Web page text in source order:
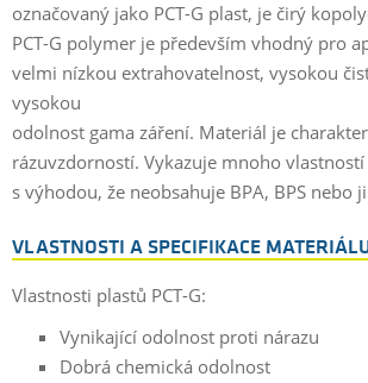
označovaný jako PCT-G plast, je čirý
PCT-G polymer je především vhodný pro
velmi nízkou extrahovatelnost, vysokou
vysokou
odolnost gama záření. Materiál je
rázuvzdorností. Vykazuje mnoho
s výhodou, že neobsahuje BPA, BPS nebo
VLASTNOSTI A SPECIFIKACE
Vlastnosti plastů PCT-G:
Vynikající odolnost proti nárazu
Dobrá chemická odolnost